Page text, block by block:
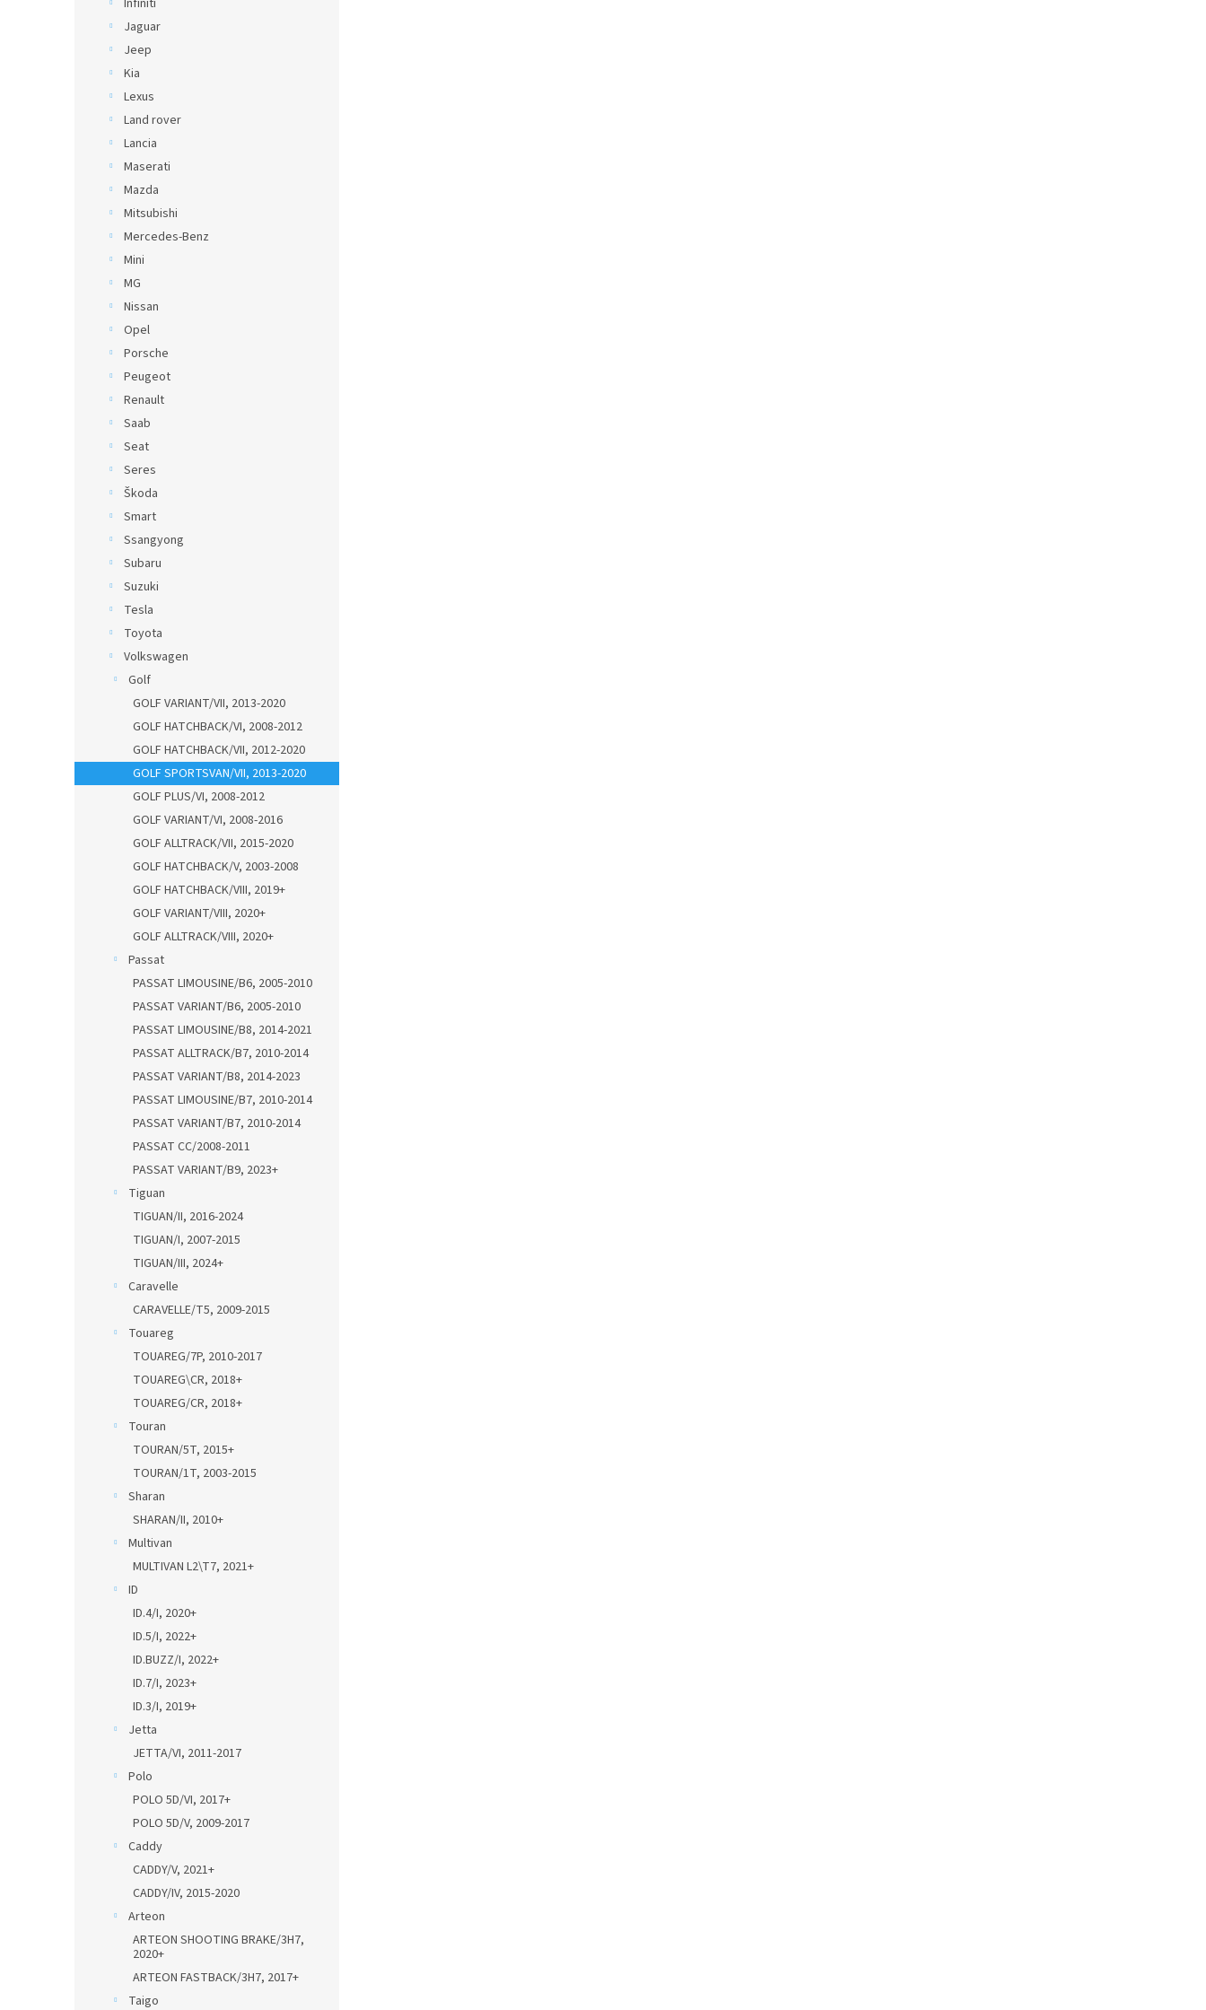
Infiniti
Jaguar
Jeep
Kia
Lexus
Land rover
Lancia
Maserati
Mazda
Mitsubishi
Mercedes-Benz
Mini
MG
Nissan
Opel
Porsche
Peugeot
Renault
Saab
Seat
Seres
Škoda
Smart
Ssangyong
Subaru
Suzuki
Tesla
Toyota
Volkswagen
Golf
GOLF VARIANT/VII, 2013-2020
GOLF HATCHBACK/VI, 2008-2012
GOLF HATCHBACK/VII, 2012-2020
GOLF SPORTSVAN/VII, 2013-2020
GOLF PLUS/VI, 2008-2012
GOLF VARIANT/VI, 2008-2016
GOLF ALLTRACK/VII, 2015-2020
GOLF HATCHBACK/V, 2003-2008
GOLF HATCHBACK/VIII, 2019+
GOLF VARIANT/VIII, 2020+
GOLF ALLTRACK/VIII, 2020+
Passat
PASSAT LIMOUSINE/B6, 2005-2010
PASSAT VARIANT/B6, 2005-2010
PASSAT LIMOUSINE/B8, 2014-2021
PASSAT ALLTRACK/B7, 2010-2014
PASSAT VARIANT/B8, 2014-2023
PASSAT LIMOUSINE/B7, 2010-2014
PASSAT VARIANT/B7, 2010-2014
PASSAT CC/2008-2011
PASSAT VARIANT/B9, 2023+
Tiguan
TIGUAN/II, 2016-2024
TIGUAN/I, 2007-2015
TIGUAN/III, 2024+
Caravelle
CARAVELLE/T5, 2009-2015
Touareg
TOUAREG/7P, 2010-2017
TOUAREG\CR, 2018+
TOUAREG/CR, 2018+
Touran
TOURAN/5T, 2015+
TOURAN/1T, 2003-2015
Sharan
SHARAN/II, 2010+
Multivan
MULTIVAN L2\T7, 2021+
ID
ID.4/I, 2020+
ID.5/I, 2022+
ID.BUZZ/I, 2022+
ID.7/I, 2023+
ID.3/I, 2019+
Jetta
JETTA/VI, 2011-2017
Polo
POLO 5D/VI, 2017+
POLO 5D/V, 2009-2017
Caddy
CADDY/V, 2021+
CADDY/IV, 2015-2020
Arteon
ARTEON SHOOTING BRAKE/3H7,
2020+
ARTEON FASTBACK/3H7, 2017+
Taigo